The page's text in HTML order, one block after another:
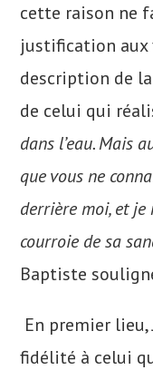
cette raison ne
justification aux
description de
de celui qui
dans l’eau. Mais
que vous ne
derrière moi, et
courroie de sa
Baptiste
En premier
fidélité à celui